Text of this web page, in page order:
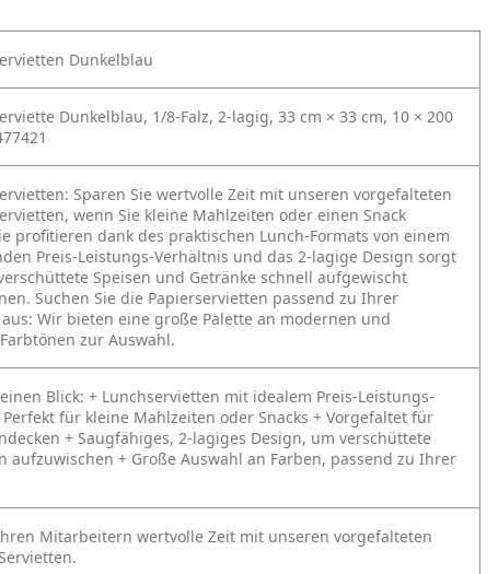
Dunkelblau
Dunkelblau, 1/8-Falz, 2-lagig, 33 cm × 33 cm, 10 × 200
Sparen Sie wertvolle Zeit mit unseren vorgefalteten
wenn Sie kleine Mahlzeiten oder einen Snack
profitieren dank des praktischen Lunch-Formats von einem
Preis-Leistungs-Verhältnis und das 2-lagige Design sorgt
Speisen und Getränke schnell aufgewischt
Suchen Sie die Papierservietten passend zu Ihrer
Wir bieten eine große Palette an modernen und
zur Auswahl.
Blick: + Lunchservietten mit idealem Preis-Leistungs-
Perfekt für kleine Mahlzeiten oder Snacks + Vorgefaltet für
+ Saugfähiges, 2-lagiges Design, um verschüttete
aufzuwischen + Große Auswahl an Farben, passend zu Ihrer
Mitarbeitern wertvolle Zeit mit unseren vorgefalteten